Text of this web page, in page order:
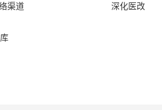
渠道
深化医改